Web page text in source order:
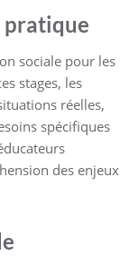
pratique
sociale pour les
stages, les
réelles,
spécifiques
des enjeux